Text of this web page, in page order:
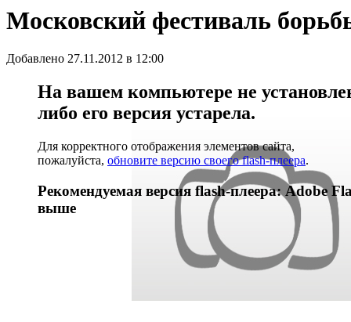
Московский фестиваль
Добавлено 27.11.2012 в 12:00
На вашем компьютере не
либо его версия устарела.
Для корректного отображения элементов сайта,
пожалуйста, обновите версию своего flash-плеера.
Рекомендуемая версия flash-плеера: Adobe
выше